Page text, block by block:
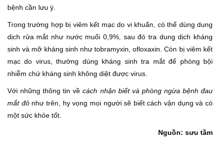
bệnh cần lưu ý.
Trong trường hợp bị viêm kết mạc do vi khuẩn, có thể dùng dung
dịch rửa mắt như nước muối 0,9%, sau đó tra dung dịch kháng
sinh và mỡ kháng sinh như tobramyxin, ofloxaxin. Còn bị viêm kết
mạc do virus, thường dùng kháng sinh tra mắt để phòng bội
nhiễm chứ kháng sinh không diệt được virus.
Với những thông tin vềcách nhận biết và phòng ngừa bệnh đau
mắt đỏnhư trên, hy vọng mọi người sẽ biết cách vận dụng và có
một sức khỏe tốt.
Nguồn: sưu tầm